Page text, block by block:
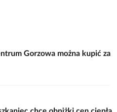
Gorzowa można kupić za